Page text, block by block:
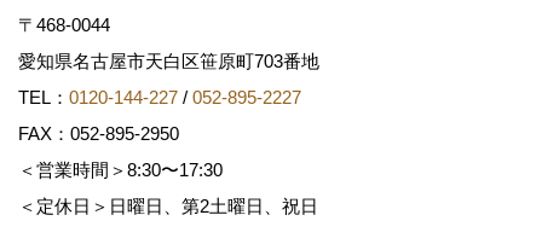
〒468-0044
愛知県名古屋市天白区笹原町703番地
TEL： 0120-144-227 / 052-895-2227
FAX：052-895-2950
＜営業時間＞8:30〜17:30
＜定休日＞日曜日、第2土曜日、祝日